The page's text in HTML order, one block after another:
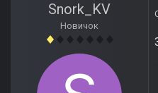
Snork_KV
Новичок